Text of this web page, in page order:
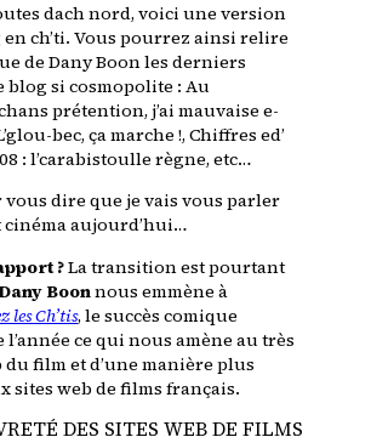
dach nord, voiciune version
ch’ti. Vous pourrez ainsi relire
de Dany Boon les derniers
blog si cosmopolite : Au
prétention, j’ai mauvaise e-
bec, ça marche !, Chiffres ed’
: l’carabistoulle règne, etc…
vous dire que je vais vous parler
aujourd’hui…
?La transition est pourtant
Boonnous emmène à
les Ch’tis, le succès comique
ce qui nous amène au très
du filmet d’une manière plus
sites web de films français.
DES SITES WEB DE FILMS